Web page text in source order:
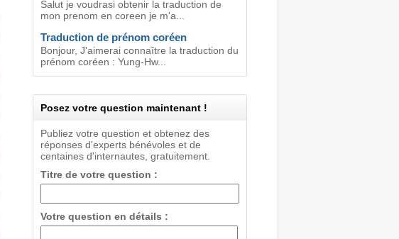
Salut je voudrasi obtenir la traduction de
mon prenom en coreen je m'a...
Traduction de prénom coréen
Bonjour, J'aimerai connaître la traduction du
prénom coréen : Yung-Hw...
Posez votre question maintenant !
Publiez votre question et obtenez des
réponses d'experts bénévoles et de
centaines d'internautes, gratuitement.
Titre de votre question :
Votre question en détails :